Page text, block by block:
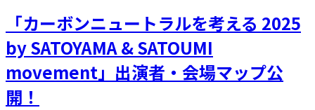
「カーボンニュートラルを考える 2025
by SATOYAMA & SATOUMI
movement」出演者・会場マップ公
開！